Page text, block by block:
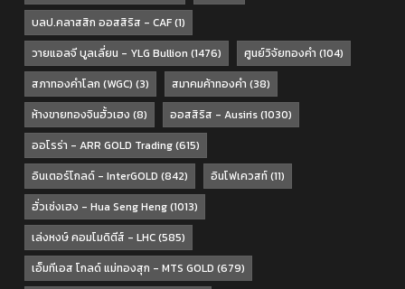
บลป.คลาสสิก ออสสิริส - CAF(1)
วายแอลจี บูลเลี่ยน - YLG Bullion (1476) ศูนย์วิจัยทองคำ (104)
สภาทองคำโลก (WGC) (3) สมาคมค้าทองคำ (38)
ห้างขายทองจินฮั้วเฮง (8) ออสสิริส - Ausiris(1030)
ออโรร่า - ARR GOLD Trading(615)
อินเตอร์โกลด์ - InterGOLD (842) อินโฟเควสท์(11)
ฮั่วเซ่งเฮง - Hua Seng Heng(1013)
เล่งหงษ์ คอมโมดิตีส์ - LHC(585)
เอ็มทีเอส โกลด์ แม่ทองสุก - MTS GOLD (679)